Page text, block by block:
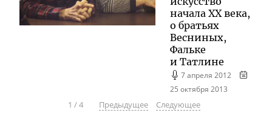
начала XX века,
о братьях
Весниных,
Фальке
и Татлине
7 апреля 2012
25 октября 2013
1 /4 Предыдущее
Следующее